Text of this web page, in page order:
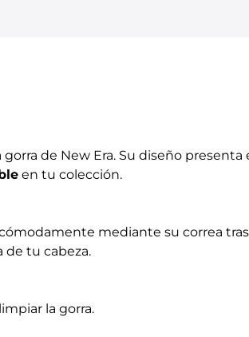
de New Era. Su diseño
en tu colección.
mediante su correa
de tu cabeza.
la gorra.